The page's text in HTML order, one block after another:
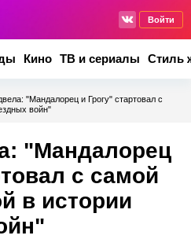
Войти
Кино ТВ и сериалы Стиль
"Мандалорец и Грогу" стартовал с
войн"
"Мандалорец
с самой
в истории